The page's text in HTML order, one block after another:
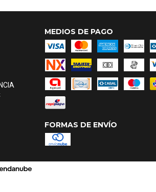
MEDIOS DE PAGO
FORMAS DE ENVÍO